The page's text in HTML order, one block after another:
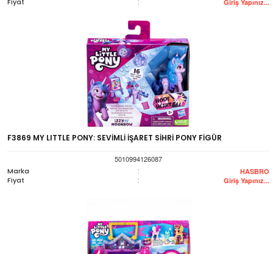
Giriş Yapınız...
F3869 MY LITTLE PONY: SEVİMLİ İŞARET SİHRİ PONY FİGÜR
5010994126087
Marka
: HASBRO
Fiyat : Giriş Yapınız...